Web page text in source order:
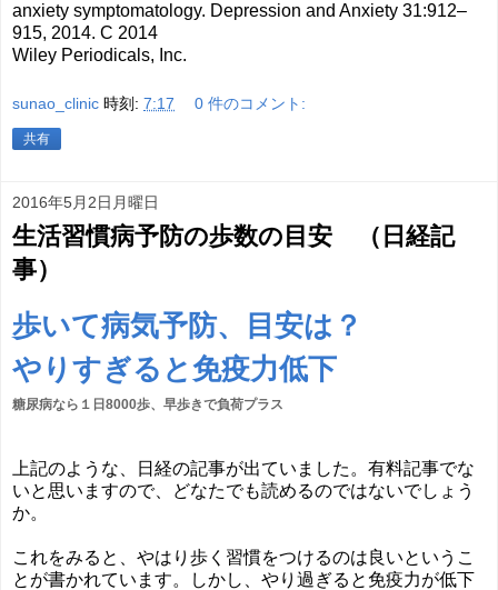
anxiety symptomatology. Depression and Anxiety 31:912–
915, 2014. C 2014
Wiley Periodicals, Inc.
sunao_clinic 時刻: 7:17 0 件のコメント:
共有
2016年5月2日月曜日
生活習慣病予防の歩数の目安 （日経記
事）
歩いて病気予防、目安は？
やりすぎると免疫力低下
糖尿病なら１日8000歩、早歩きで負荷プラス
上記のような、日経の記事が出ていました。有料記事でな
いと思いますので、どなたでも読めるのではないでしょう
か。
これをみると、やはり歩く習慣をつけるのは良いというこ
とが書かれています。しかし、やり過ぎると免疫力が低下